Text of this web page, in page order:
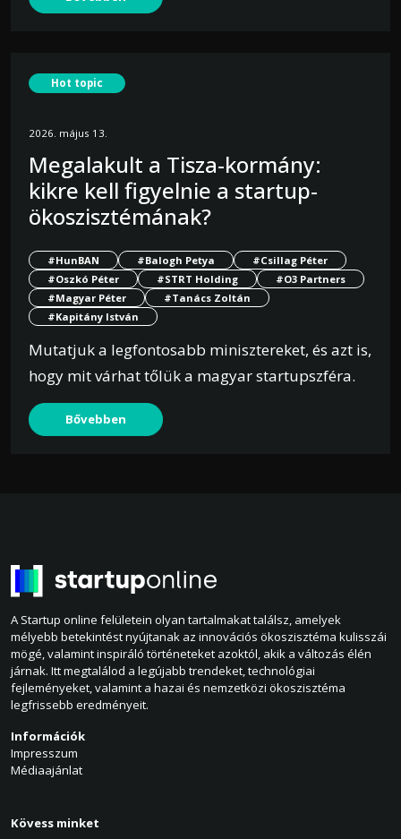
Hot topic
2026. május 13.
Megalakult a Tisza-kormány:
kikre kell figyelnie a startup-
ökoszisztémának?
#HunBAN #Balogh Petya
#Csillag Péter
#Oszkó Péter
#STRT Holding
#O3 Partners
#Magyar Péter
#Tanács Zoltán
#Kapitány István
Mutatjuk a legfontosabb minisztereket, és azt is,
hogy mit várhat tőlük a magyar startupszféra.
Bővebben
A Startup online felületein olyan tartalmakat találsz, amelyek
mélyebb betekintést nyújtanak az innovációs ökoszisztéma kulisszái
mögé, valamint inspiráló történeteket azoktól, akik a változás élén
járnak. Itt megtalálod a legújabb trendeket, technológiai
fejleményeket, valamint a hazai és nemzetközi ökoszisztéma
legfrissebb eredményeit.
Információk
Impresszum
Médiaajánlat
Kövess minket